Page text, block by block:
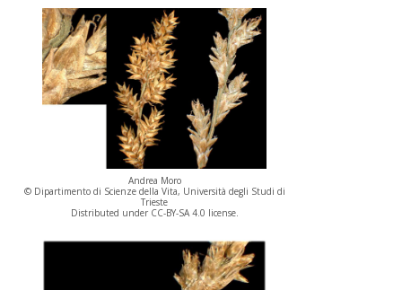
Andrea Moro
© Dipartimento di Scienze della Vita, Università degli Studi di
Trieste
Distributed under CC-BY-SA 4.0 license.